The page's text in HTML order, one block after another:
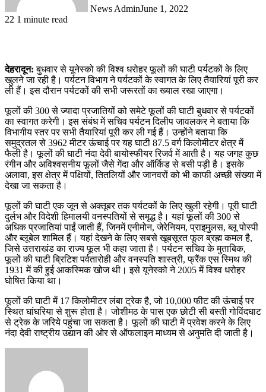
News AdminJune 1, 2022
22 1 minute read
देहरादून:बुधवार से यूनेस्को की विश्व धरोहर फूलों की घाटी पर्यटकों के लिए
खुलने जा रही है। पर्यटन विभाग ने पर्यटकों के स्वागत के लिए तैयारियां पूरी कर
ली हैं। इस दौरान पर्यटकों की सभी जरूरतों का ख्याल रखा जाएगा।
फूलों की 300 से ज्यादा प्रजातियों को समेटे फूलों की घाटी बुधवार से पर्यटकों
का स्वागत करेगी। इस संबंध में सचिव पर्यटन दिलीप जावलकर ने बताया कि
विभागीय स्तर पर सभी तैयारियां पूरी कर ली गई हैं। उन्होंने बताया कि
समुद्रतल से 3962 मीटर ऊंचाई पर यह घाटी 87.5 वर्ग किलोमीटर क्षेत्र में
फैली है। फूलों की घाटी नंदा देवी बायोस्फीयर रिजर्व में आती है। यह जगह कुछ
रंगीन और अविश्वसनीय फूलों जैसे गेंदा और ऑर्किड से बसी पड़ी है। इसके
अलावा, इस क्षेत्र में पक्षियों, तितलियों और जानवरों को भी काफी अच्छी संख्या में
देखा जा सकता है।
फूलों की घाटी एक जून से अक्तूबर तक पर्यटकों के लिए खुली रहेगी। पूरी घाटी
दुर्लभ और विदेशी हिमालयी वनस्पतियों से समृद्ध है। यहां फूलों की 300 से
अधिक प्रजातियां पाईं जाती हैं, जिनमें एनीमोन, जेरेनियम, प्राइमुलस, ब्लू पोस्पी
और ब्लूबेल शामिल हैं। यहां देखने के लिए सबसे खूबसूरत फूल ब्रह्म कमल है,
जिसे उत्तराखंड का राज्य फूल भी कहा जाता है। पर्यटन सचिव के मुताबिक,
फूलों की घाटी ब्रिटिश पर्वतारोही और वनस्पति शास्त्री, फ्रैंक एस स्मिथ की
1931 में की हुई आकस्मिक खोज थी। इसे यूनेस्को ने 2005 में विश्व धरोहर
घोषित किया था।
फूलों की घाटी में 17 किलोमीटर लंबा ट्रेक है, जो 10,000 फीट की ऊंचाई पर
स्थित घांघरिया से शुरू होता है। जोशीमठ के पास एक छोटी सी बस्ती गोविंदघाट
से ट्रेक के जरिये पहुंचा जा सकता है। फूलों की घाटी में प्रवेश करने के लिए
नंदा देवी राष्ट्रीय उद्यान की ओर से ऑफलाइन माध्यम से अनुमति दी जाती है।